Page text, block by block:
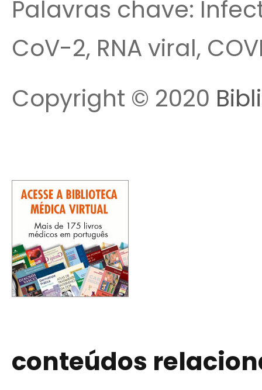
Palavras chave:
CoV-2, RNA viral,
Copyright © 2020
conteúdos